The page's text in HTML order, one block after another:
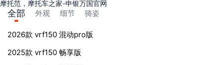
摩托范，摩托车之家-申银万国官网
全部 外观 细节 骑姿
2026款 vrf150 混动pro版
2025款 vrf150 畅享版